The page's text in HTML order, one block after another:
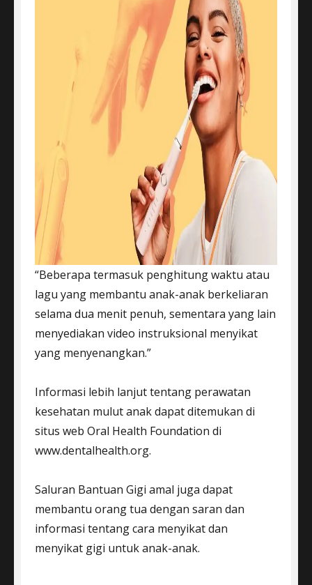
“Beberapa termasuk penghitung waktu atau
lagu yang membantu anak-anak berkeliaran
selama dua menit penuh, sementara yang lain
menyediakan video instruksional menyikat
yang menyenangkan.”
Informasi lebih lanjut tentang perawatan
kesehatan mulut anak dapat ditemukan di
situs web Oral Health Foundation di
www.dentalhealth.org.
Saluran Bantuan Gigi amal juga dapat
membantu orang tua dengan saran dan
informasi tentang cara menyikat dan
menyikat gigi untuk anak-anak.